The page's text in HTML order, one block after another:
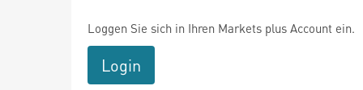
Loggen Sie sich in Ihren Markets plus Account ein.
Login